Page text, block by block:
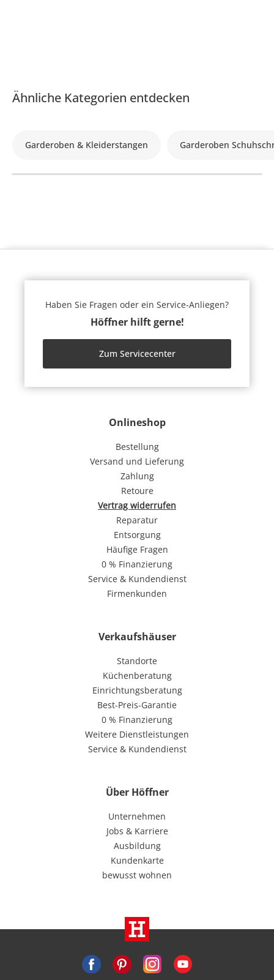
Ähnliche Kategorien entdecken
Garderoben & Kleiderstangen Garderoben
Onlineshop
Bestellung
Versand und Lieferung
Zahlung
Retoure
Vertrag widerrufen
Reparatur
Entsorgung
Häufige Fragen
0 % Finanzierung
Service & Kundendienst
Firmenkunden
Verkaufshäuser
Standorte
Küchenberatung
Einrichtungsberatung
Best-Preis-Garantie
0 % Finanzierung
Weitere Dienstleistungen
Service & Kundendienst
Über Höffner
Unternehmen
Jobs & Karriere
Ausbildung
Kundenkarte
bewusst wohnen
Haben Sie Fragen oder ein Service-Anliegen?
Höffner hilft gerne!
Zum Servicecenter